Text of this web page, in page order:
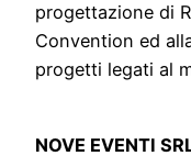
progettazione di
Convention ed
progetti legati al
NOVE EVENTI